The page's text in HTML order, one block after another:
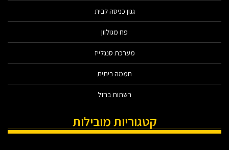
גגון כניסה לבית
פח מגולוון
מערכת סנגלייז
חממה ביתית
רשתות ברזל
קטגוריות מובילות